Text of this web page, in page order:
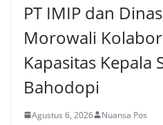
PT IMIP dan
Morowali
Kapasitas Kepala
Bahodopi
Agustus 6, 2026 Nuansa Pos